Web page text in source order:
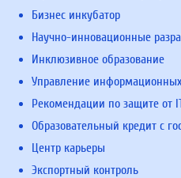
Бизнес инкубатор
Научно-инновационные
Инклюзивное образование
Управление информационных
Рекомендации по защите от
Образовательный кредит с
Центр карьеры
Экспортный контроль